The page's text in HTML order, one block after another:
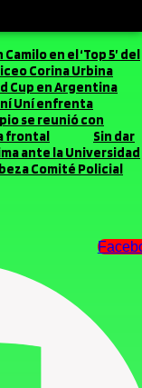
en el ‘Top 5’ del
Corina Urbina
Cup en Argentina
Uní enfrenta
se reunió con
frontal
Sin dar
ante la Universidad
Comité Policial